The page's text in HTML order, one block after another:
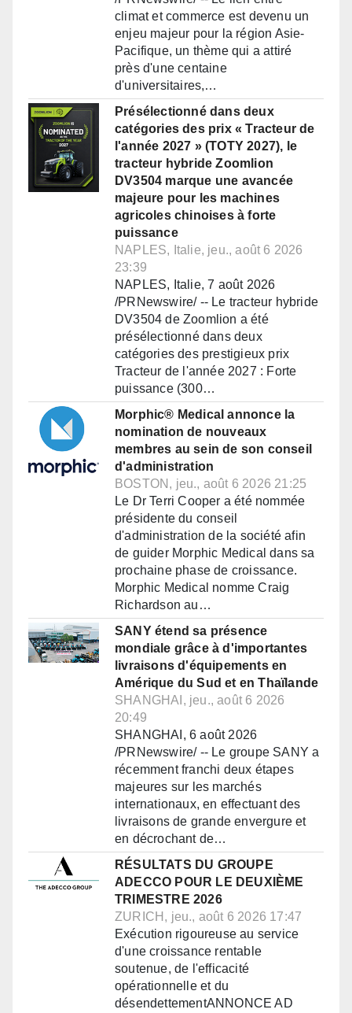
climat et commerce est devenu un
enjeu majeur pour la région Asie-
Pacifique, un thème qui a attiré
près d'une centaine
d'universitaires,…
Présélectionné dans deux
catégories des prix « Tracteur de
l'année 2027 » (TOTY 2027), le
tracteur hybride Zoomlion
DV3504 marque une avancée
majeure pour les machines
agricoles chinoises à forte
puissance
NAPLES, Italie, jeu., août 6 2026
23:39
NAPLES, Italie, 7 août 2026
/PRNewswire/ -- Le tracteur hybride
DV3504 de Zoomlion a été
présélectionné dans deux
catégories des prestigieux prix
Tracteur de l'année 2027 : Forte
puissance (300…
Morphic® Medical annonce la
nomination de nouveaux
membres au sein de son conseil
d'administration
BOSTON, jeu., août 6 2026 21:25
Le Dr Terri Cooper a été nommée
présidente du conseil
d'administration de la société afin
de guider Morphic Medical dans sa
prochaine phase de croissance.
Morphic Medical nomme Craig
Richardson au…
SANY étend sa présence
mondiale grâce à d'importantes
livraisons d'équipements en
Amérique du Sud et en Thaïlande
SHANGHAI, jeu., août 6 2026
20:49
SHANGHAI, 6 août 2026
/PRNewswire/ -- Le groupe SANY a
récemment franchi deux étapes
majeures sur les marchés
internationaux, en effectuant des
livraisons de grande envergure et
en décrochant de…
RÉSULTATS DU GROUPE
ADECCO POUR LE DEUXIÈME
TRIMESTRE 2026
ZURICH, jeu., août 6 2026 17:47
Exécution rigoureuse au service
d'une croissance rentable
soutenue, de l'efficacité
opérationnelle et du
désendettementANNONCE AD